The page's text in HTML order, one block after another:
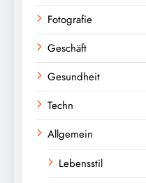
Fotografie
Geschäft
Gesundheit
Techn
Allgemein
Lebensstil